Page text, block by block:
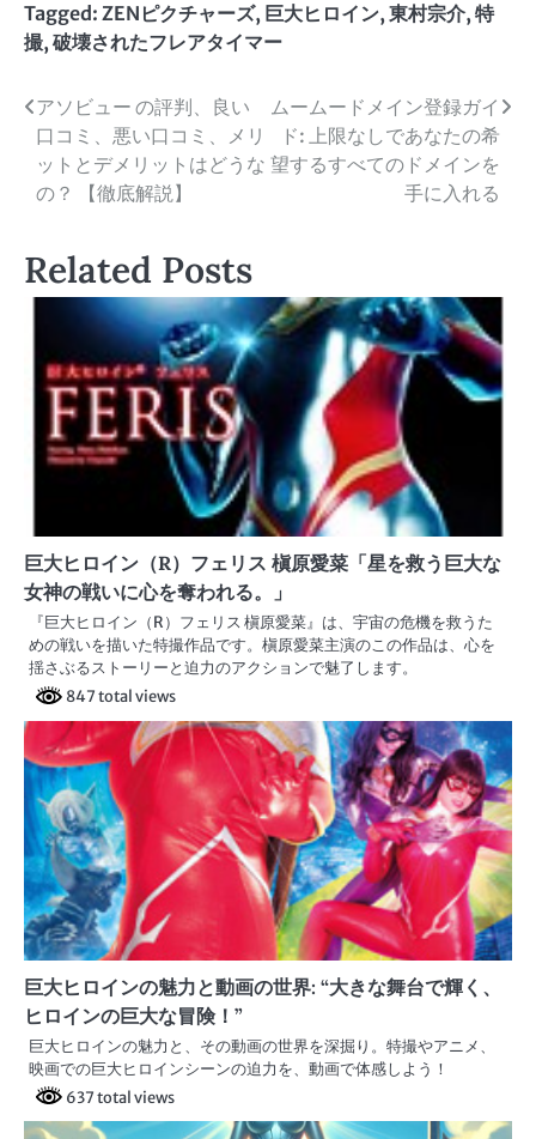
Tagged: ZENピクチャーズ, 巨大ヒロイン, 東村宗介, 特
撮, 破壊されたフレアタイマー
投
稿
ナ
ゲ
シ
ン
アソビュー の評判、良い
口コミ、悪い口コミ、メリ
ットとデメリットはどうな
の？ 【徹底解説】
ムームードメイン登録ガイ
ド: 上限なしであなたの希
望するすべてのドメインを
手に入れる
Related Posts
巨大ヒロイン（R）フェリス 槇原愛菜「星を救う巨大な
女神の戦いに心を奪われる。」
『巨大ヒロイン（R）フェリス 槇原愛菜』は、宇宙の危機を救うた
めの戦いを描いた特撮作品です。槇原愛菜主演のこの作品は、心を
揺さぶるストーリーと迫力のアクションで魅了します。
847 total views
巨大ヒロインの魅力と動画の世界: “大きな舞台で輝く、
ヒロインの巨大な冒険！”
巨大ヒロインの魅力と、その動画の世界を深掘り。特撮やアニメ、
映画での巨大ヒロインシーンの迫力を、動画で体感しよう！
637 total views